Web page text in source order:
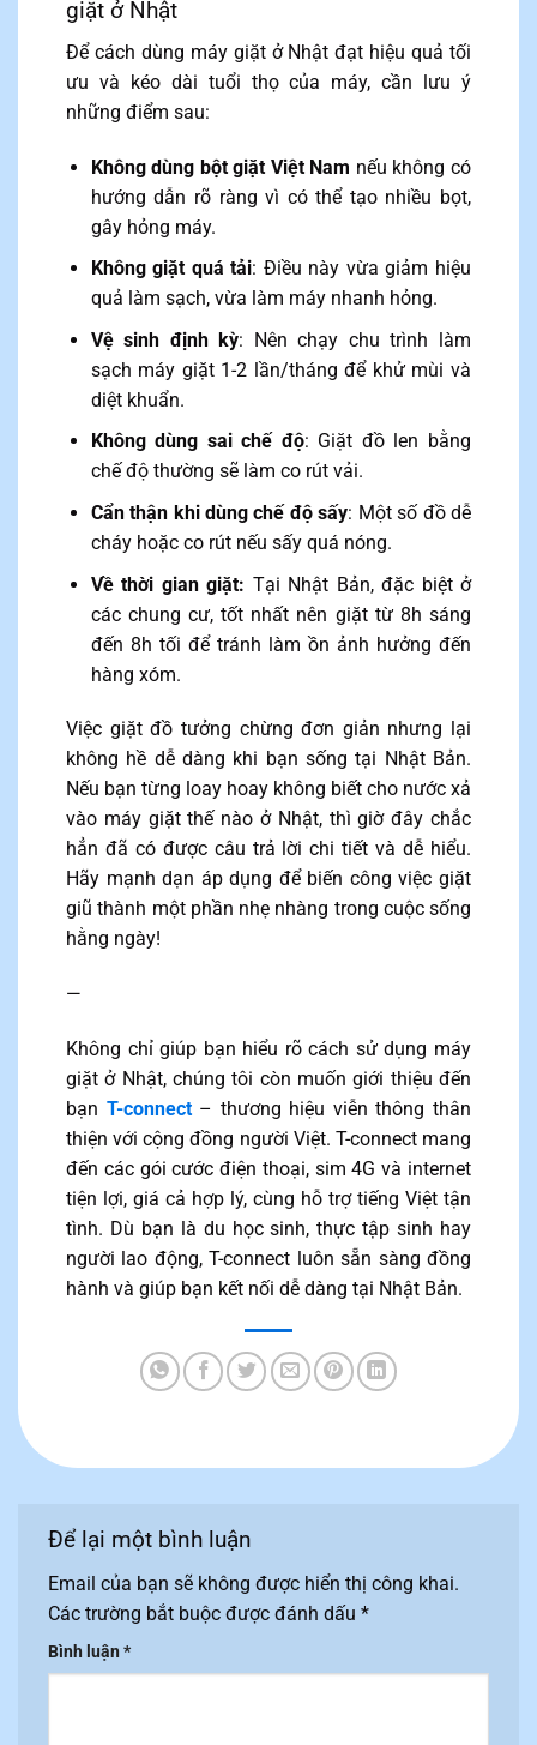
giặt ở Nhật
Để cách dùng máy giặt ở Nhật đạt hiệu quả tối
ưu và kéo dài tuổi thọ của máy, cần lưu ý
những điểm sau:
Không dùng bột giặt Việt Nam nếu không có
hướng dẫn rõ ràng vì có thể tạo nhiều bọt,
gây hỏng máy.
Không giặt quá tải: Điều này vừa giảm hiệu
quả làm sạch, vừa làm máy nhanh hỏng.
Vệ sinh định kỳ: Nên chạy chu trình làm
sạch máy giặt 1-2 lần/tháng để khử mùi và
diệt khuẩn.
Không dùng sai chế độ: Giặt đồ len bằng
chế độ thường sẽ làm co rút vải.
Cẩn thận khi dùng chế độ sấy: Một số đồ dễ
cháy hoặc co rút nếu sấy quá nóng.
Về thời gian giặt: Tại Nhật Bản, đặc biệt ở
các chung cư, tốt nhất nên giặt từ 8h sáng
đến 8h tối để tránh làm ồn ảnh hưởng đến
hàng xóm.
Việc giặt đồ tưởng chừng đơn giản nhưng lại
không hề dễ dàng khi bạn sống tại Nhật Bản.
Nếu bạn từng loay hoay không biết cho nước xả
vào máy giặt thế nào ở Nhật, thì giờ đây chắc
hẳn đã có được câu trả lời chi tiết và dễ hiểu.
Hãy mạnh dạn áp dụng để biến công việc giặt
giũ thành một phần nhẹ nhàng trong cuộc sống
hằng ngày!
—
Không chỉ giúp bạn hiểu rõ cách sử dụng máy
giặt ở Nhật, chúng tôi còn muốn giới thiệu đến
bạn T-connect– thương hiệu viễn thông thân
thiện với cộng đồng người Việt. T-connect mang
đến các gói cước điện thoại, sim 4G và internet
tiện lợi, giá cả hợp lý, cùng hỗ trợ tiếng Việt tận
tình. Dù bạn là du học sinh, thực tập sinh hay
người lao động, T-connect luôn sẵn sàng đồng
hành và giúp bạn kết nối dễ dàng tại Nhật Bản.
Để lại một bình luận
Email của bạn sẽ không được hiển thị công khai.
Các trường bắt buộc được đánh dấu *
Bình luận*